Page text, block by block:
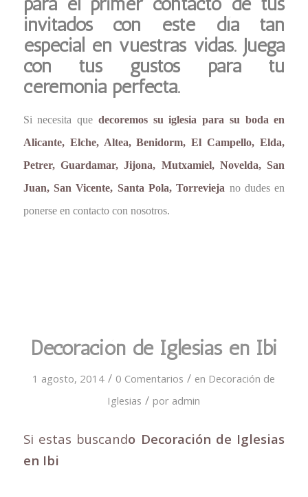
invitados con este día tan
especial en vuestras vidas. Juega
con tus gustos para tu
ceremonia perfecta.
Si necesita que decoremos su iglesia para su boda en
Alicante, Elche, Altea, Benidorm, El Campello, Elda,
Petrer, Guardamar, Jijona, Mutxamiel, Novelda, San
Juan, San Vicente, Santa Pola, Torrevieja no dudes en
ponerse en contacto con nosotros.
Decoración de Iglesias en Ibi
1 agosto, 2014 / 0 Comentarios / en Decoración de
Iglesias / por admin
Si estas buscando Decoración de Iglesias
en Ibi